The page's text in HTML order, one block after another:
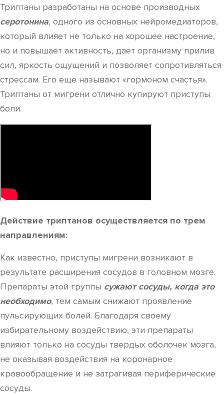
Триптаны разработаны на основе производных
серотонина, одного из основных нейромедиаторов,
который влияет не только на хорошее настроение,
но и повышает активность, дает организму прилив
сил, яркость ощущений и позволяет сопротивляться
стрессам. Его еще называют «гормоном счастья».
Триптаны от мигрени отлично купируют приступы
боли.
Действие триптанов осуществляется по трем
направлениям:
Как известно, приступы мигрени возникают в
результате расширения сосудов в головном мозге.
Препараты этой группы сужают сосуды, когда это
необходимо, тем самым снижают проявление
пульсирующих болей. Благодаря своему
избирательному воздействию, эти препараты
влияют только на сосуды твердых оболочек мозга,
не оказывая воздействия на коронарное
кровообращение и не затрагивая периферические
сосуды.